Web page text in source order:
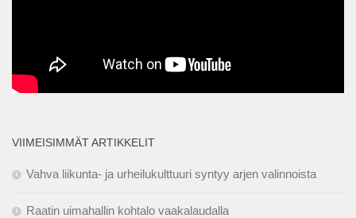
VIIMEISIMMÄT ARTIKKELIT
Vahva liikunta- ja urheilukulttuuri syntyy arjen valinnoista
Raatin uimahallin kohtalo vaakalaudalla